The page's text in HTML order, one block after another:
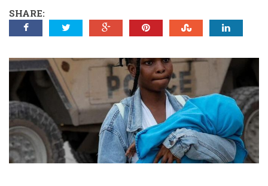
SHARE: